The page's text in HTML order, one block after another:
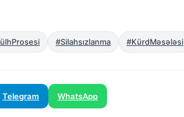
#Silahsızlanma #KürdMəsələsi
Telegram WhatsApp